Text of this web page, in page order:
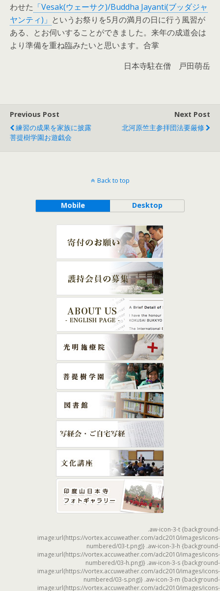
わせた 「Vesak(ウェーサク)/Buddha Jayanti(ブッダジャ
ヤンティ)」 というお祭りを5月の満月の日に行う風習が
ある、とお伺いすることができました。来年の成道会は
より準備を重ね臨みたいと思います。合掌
日本寺駐在僧 戸田萌岳
Previous Post
練習の成果を家族に披露
菩提樹学園お遊戯会
Next Post
北河原竺主参拝団法要厳修
Back to top
Mobile Desktop
.aw-icon-3-t {background-
image:url(https://vortex.accuweather.com/adc2010/images/icons-
numbered/03-t.png)} .aw-icon-3-h {background-
image:url(https://vortex.accuweather.com/adc2010/images/icons-
numbered/03-h.png)} .aw-icon-3-s {background-
image:url(https://vortex.accuweather.com/adc2010/images/icons-
numbered/03-s.png)} .aw-icon-3-m {background-
image:url(https://vortex.accuweather.com/adc2010/images/icons-